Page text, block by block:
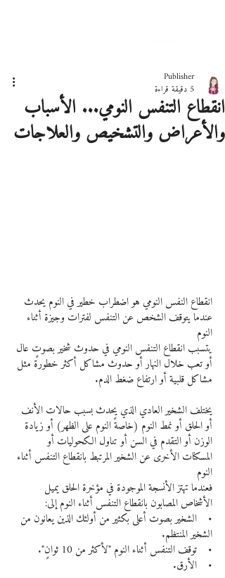
انقطاع التنفس النومي... الأسباب
والأعراض والتشخيص والعلاجات
Publisher
5 دقيقة قراءة
انقطاع النفس النومي هو اضطراب خطير في النوم يحدث
عندما يتوقف الشخص عن التنفس لفترات وجيزة أثناء
النوم
يتسبب انقطاع التنفس النومي في حدوث شخير بصوتٍ عال
أو تعب خلال النهار أو حدوث مشاكل أكثر خطورة مثل
مشاكل قلبية أو ارتفاع ضغط الدم.
يختلف الشخير العادي الذي يحدث بسبب حالات الأنف
أو الحلق أو نمط النوم (خاصةً النوم على الظهر) أو زيادة
الوزن أو التقدم في السن أو تناول الكحوليات أو
المسكنات الأخرى عن الشخير المرتبط بانقطاع التنفس أثناء
النوم
فعندما تهتز الأنسجة الموجودة في مؤخرة الحلق يميل
الأشخاص المصابون بانقطاع التنفس أثناء النوم إلى:
•    الشخير بصوت أعلى بكثير من أولئك الذين يعانون من
الشخير المنتظم.
•    توقف التنفس أثناء النوم "لأكثر من 10 ثوانٍ".
•    الأرق.